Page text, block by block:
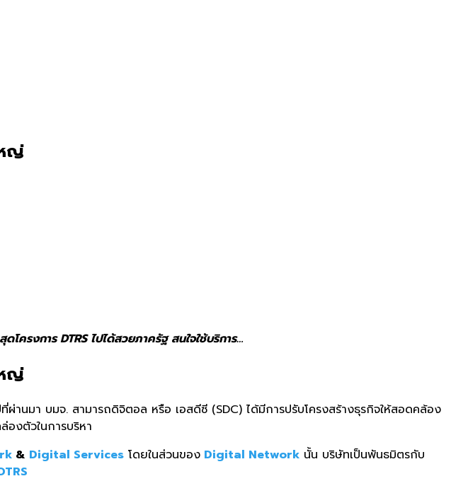
ญ่
รงการ DTRS ไปได้สวยภาครัฐ สนใจใช้บริการ…
ญ่
ที่ผ่านมา บมจ. สามารถดิจิตอล หรือ เอสดีซี (SDC) ได้มีการปรับโครงสร้างธุรกิจให้สอดคล้อง
องตัวในการบริหา
& Digital Services โดยในส่วนของ Digital Network นั้น บริษัทเป็นพันธมิตรกับ